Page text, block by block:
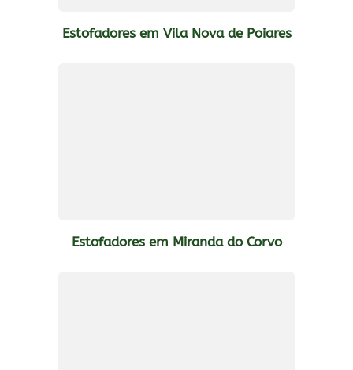
Estofadores em Vila Nova de Poiares
Estofadores em Miranda do Corvo